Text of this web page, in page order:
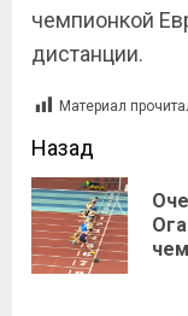
чемпионкой
дистанции.
Материал
Назад